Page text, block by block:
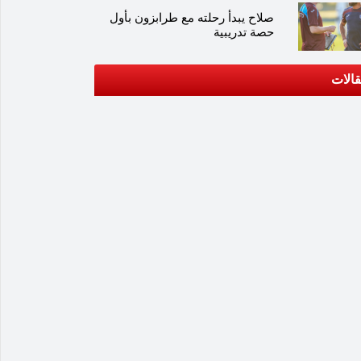
صلاح يبدأ رحلته مع طرابزون بأول
حصة تدريبية